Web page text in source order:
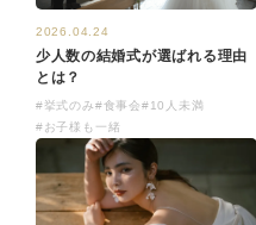
2026.04.24
少人数の結婚式が選ばれる理由
とは？
#挙式のみ#食事会#10人未満
#お子様も一緒